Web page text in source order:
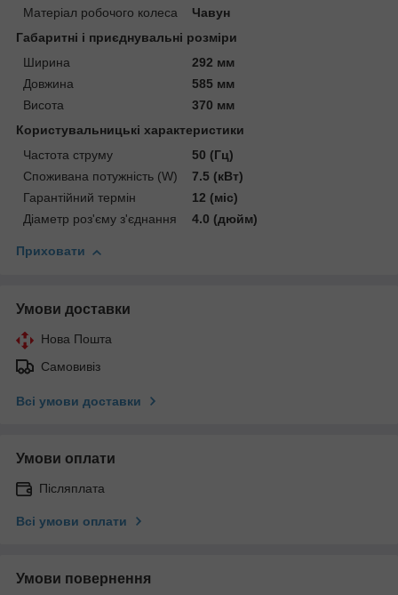
Матеріал робочого колеса
Чавун
Габаритні і приєднувальні розміри
Ширина
292 мм
Довжина
585 мм
Висота
370 мм
Користувальницькі характеристики
Частота струму
50 (Гц)
Споживана потужність (W)
7.5 (кВт)
Гарантійний термін
12 (міс)
Діаметр роз'єму з'єднання
4.0 (дюйм)
Приховати
Умови доставки
Нова Пошта
Самовивіз
Всі умови доставки
Умови оплати
Післяплата
Всі умови оплати
Умови повернення